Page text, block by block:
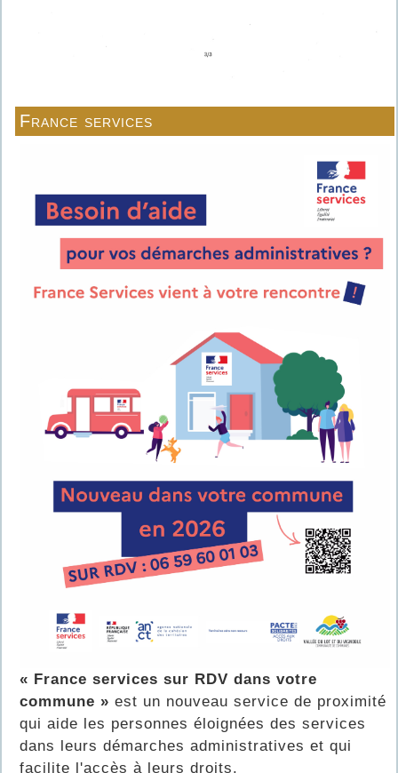
France services
« France services sur RDV dans votre
commune » est un nouveau service de proximité
qui aide les personnes éloignées des services
dans leurs démarches administratives et qui
facilite l'accès à leurs droits.